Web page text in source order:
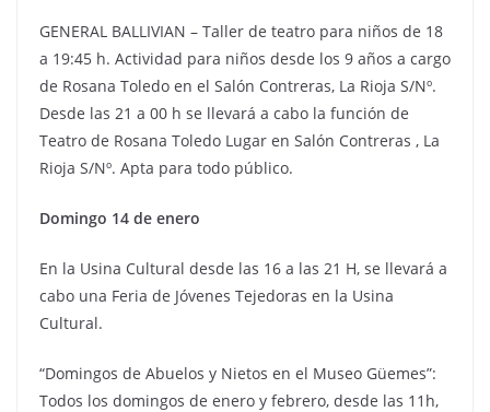
GENERAL BALLIVIAN – Taller de teatro para niños de 18
a 19:45 h. Actividad para niños desde los 9 años a cargo
de Rosana Toledo en el Salón Contreras, La Rioja S/Nº.
Desde las 21 a 00 h se llevará a cabo la función de
Teatro de Rosana Toledo Lugar en Salón Contreras , La
Rioja S/Nº. Apta para todo público.
Domingo 14 de enero
En la Usina Cultural desde las 16 a las 21 H, se llevará a
cabo una Feria de Jóvenes Tejedoras en la Usina
Cultural.
“Domingos de Abuelos y Nietos en el Museo Güemes”:
Todos los domingos de enero y febrero, desde las 11h,